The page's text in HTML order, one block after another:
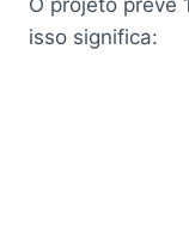
isso significa: